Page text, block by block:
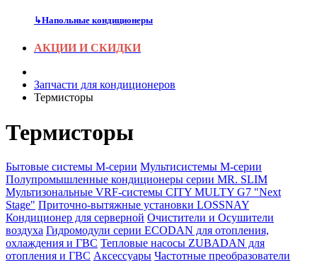
↳Напольные кондиционеры
АКЦИИ И СКИДКИ
Запчасти для кондиционеров
Термисторы
Термисторы
Бытовые системы M-серии Мультисистемы M-серии
Полупромышленные кондиционеры серии MR. SLIM
Мультизональные VRF-системы CITY MULTY G7 "Next
Stage" Приточно-вытяжные установки LOSSNAY
Кондиционер для серверной Очистители и Осушители
воздуха Гидромодули серии ECODAN для отопления,
охлаждения и ГВС Тепловые насосы ZUBADAN для
отопления и ГВС Аксесcуары Частотные преобразователи